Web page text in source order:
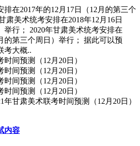
排在2017年的12月17日（12月的第三个
肃美术统考安排在2018年12月16日
举行； 2020年甘肃美术统考安排在
的第三个周日）举行； 据此可以预
考大概..
年甘肃美术联考时间预测（12月20日）
内容